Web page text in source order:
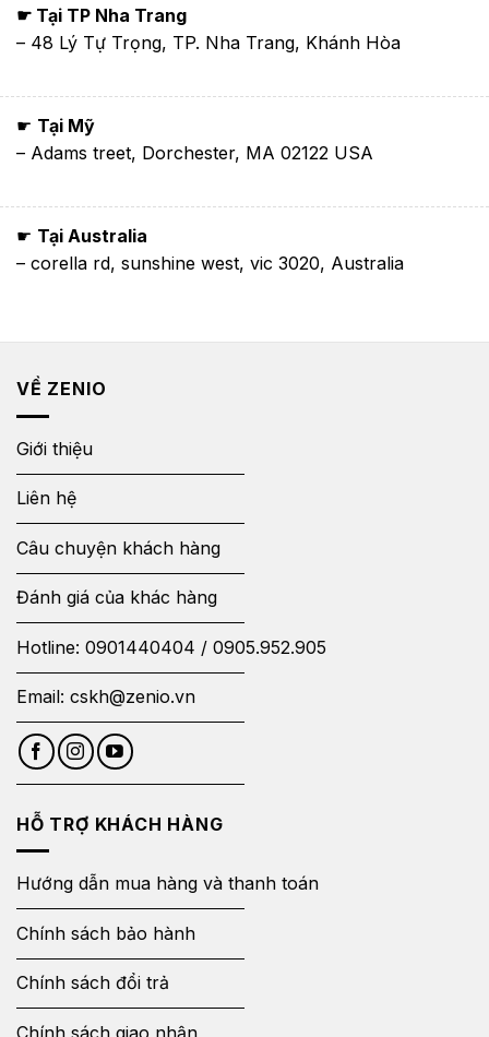
☛ Tại TP Nha Trang
– 48 Lý Tự Trọng, TP. Nha Trang, Khánh Hòa
☛ Tại Mỹ
– Adams treet, Dorchester, MA 02122 USA
☛ Tại Australia
– corella rd, sunshine west, vic 3020, Australia
VỀ ZENIO
Giới thiệu
Liên hệ
Câu chuyện khách hàng
Đánh giá của khác hàng
Hotline: 0901440404 / 0905.952.905
Email: cskh@zenio.vn
HỖ TRỢ KHÁCH HÀNG
Hướng dẫn mua hàng và thanh toán
Chính sách bảo hành
Chính sách đổi trả
Chính sách giao nhận